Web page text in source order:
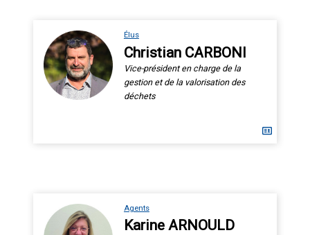
Élus
Christian CARBONI
Vice-président en charge de la
gestion et de la valorisation des
déchets
Agents
Karine ARNOULD